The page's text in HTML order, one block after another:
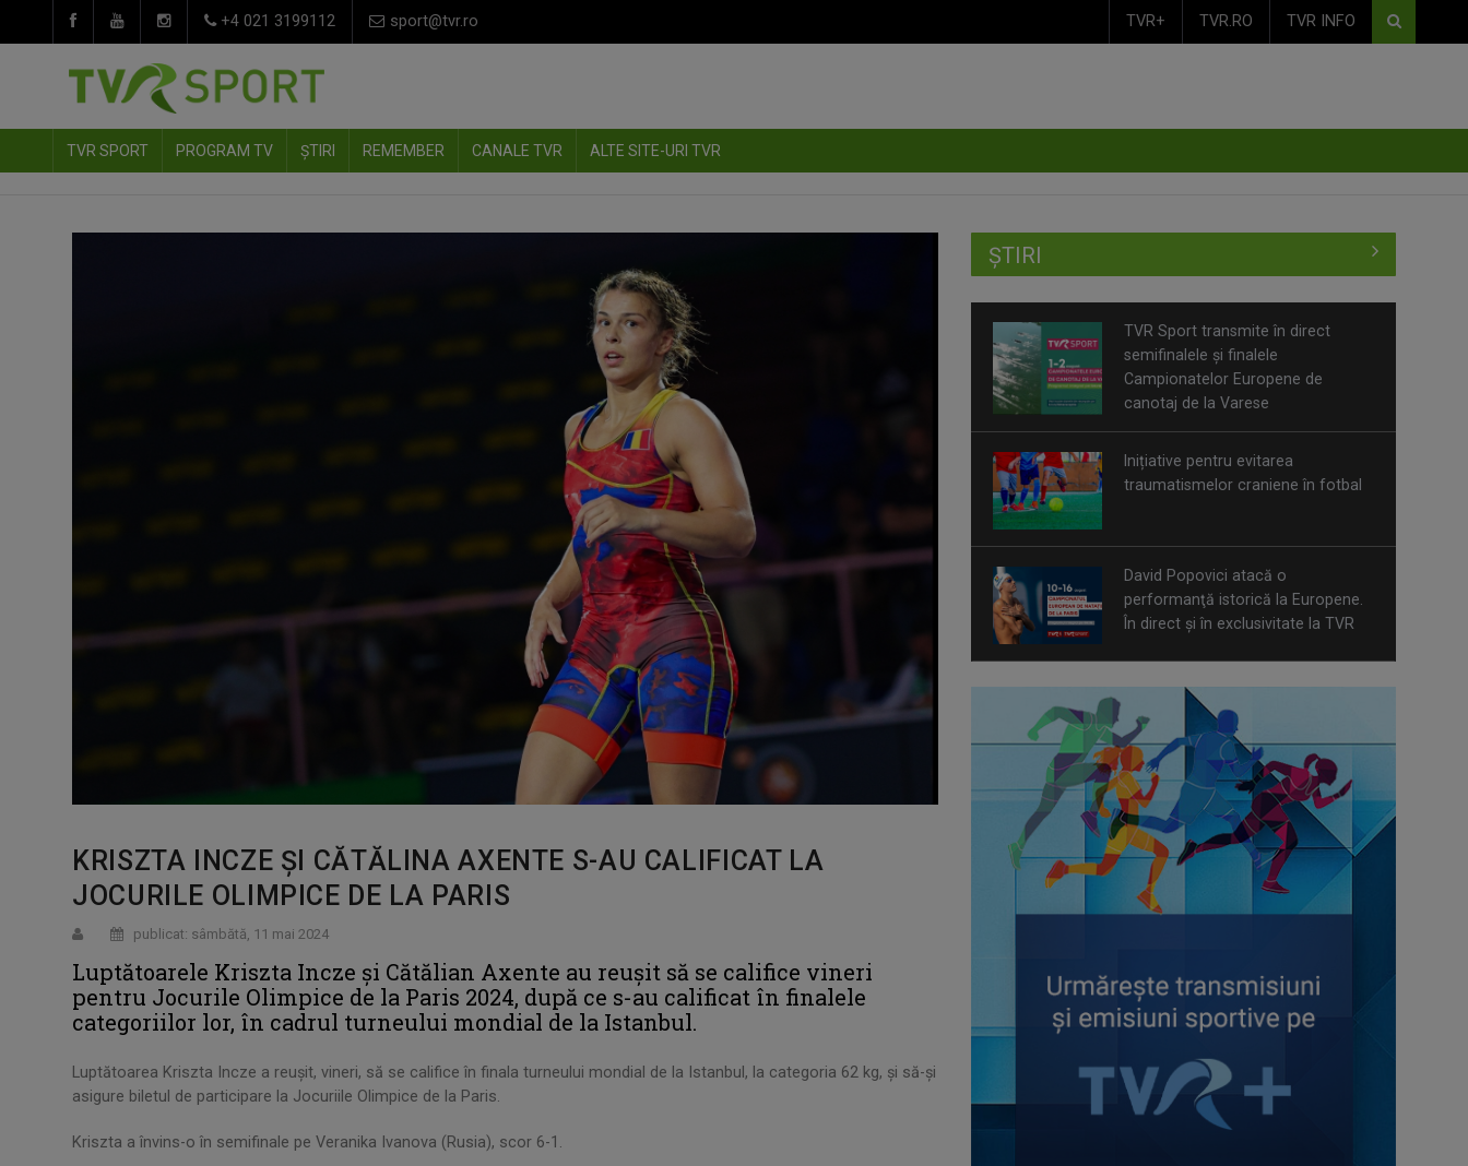
+4 021 3199112 sport@tvr.ro TVR+ TVR.RO TVR INFO
TVR SPORT PROGRAM TV ȘTIRI REMEMBER CANALE TVR ALTE SITE-URI TVR
KRISZTA INCZE ȘI CĂTĂLINA AXENTE S-AU CALIFICAT LA
JOCURILE OLIMPICE DE LA PARIS
publicat: sâmbătă, 11 mai 2024
Luptătoarele Kriszta Incze și Cătălian Axente au reuşit să se califice vineri
pentru Jocurile Olimpice de la Paris 2024, după ce s-au calificat în finalele
categoriilor lor, în cadrul turneului mondial de la Istanbul.
Luptătoarea Kriszta Incze a reuşit, vineri, să se califice în finala turneului mondial de la Istanbul, la categoria 62 kg, şi să-şi
asigure biletul de participare la Jocuriile Olimpice de la Paris.
Kriszta a învins-o în semifinale pe Veranika Ivanova (Rusia), scor 6-1.
ȘTIRI
TVR Sport transmite în direct
semifinalele și finalele
Campionatelor Europene de
canotaj de la Varese
Inițiative pentru evitarea
traumatismelor craniene în fotbal
David Popovici atacă o
performanţă istorică la Europene.
În direct şi în exclusivitate la TVR
Spectacol total la TVR: David
Popovici și tricolorii luptă pentru
aur la Europenele de Natație de la
Paris
CONCACAF respinge planul FIFA de
privatizare parțială a activităților
comerciale
Tenis internațional la Târgu Mureș!